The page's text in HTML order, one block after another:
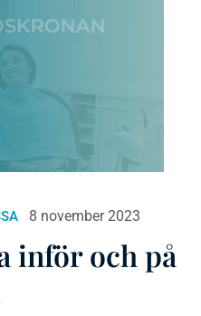
8 november 2023
inför och på